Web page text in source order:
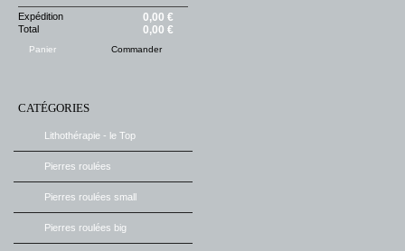
Expédition 0,00 €
Total 0,00 €
Panier Commander
CATÉGORIES
Lithothérapie - le Top
Pierres roulées
Pierres roulées small
Pierres roulées big